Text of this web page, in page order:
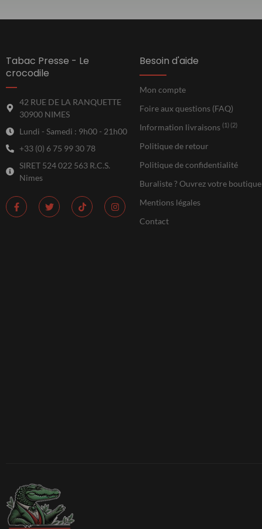
Tabac Presse - Le
crocodile
42 RUE DE LA RANQUETTE
30900 NIMES
Lundi - Samedi : 9h00 - 21h00
+33 (0) 6 75 99 30 78
SIRET 524 022 563 R.C.S.
Nimes
Besoin d'aide
Mon compte
Foire aux questions (FAQ)
Information livraisons (1) (2)
Politique de retour
Politique de confidentialité
Buraliste ? Ouvrez votre boutique
Mentions légales
Contact